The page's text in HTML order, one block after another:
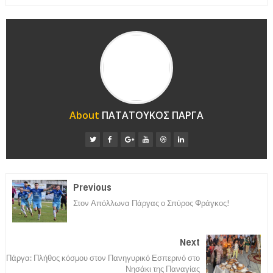
About ΠΑΤΑΤΟΥΚΟΣ ΠΑΡΓΑ
Previous
Στον Απόλλωνα Πάργας ο Σπύρος Φράγκος!
Next
Πάργα: Πλήθος κόσμου στον Πανηγυρικό Εσπερινό στο
Νησάκι της Παναγίας